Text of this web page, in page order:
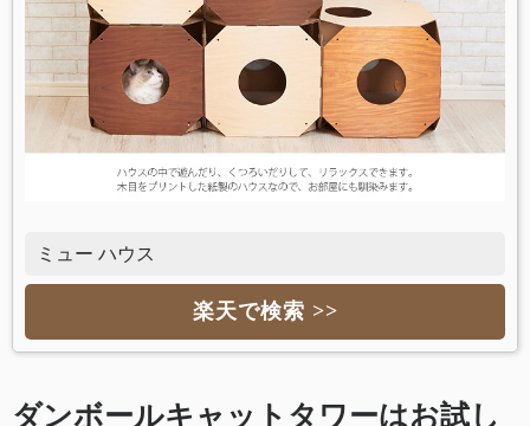
ミュー ハウス
楽天で検索 >>
ダンボールキャットタワーはお試し